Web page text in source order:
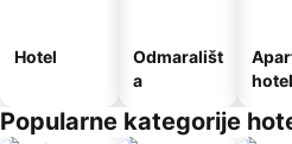
Hotel
Odmarališt
a
hotel
Popularne kategorije